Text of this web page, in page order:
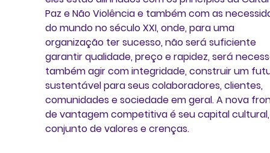
Paz e Não Violência e também com as
do mundo no século XXI, onde, para uma
organização ter sucesso, não será suficiente
garantir qualidade, preço e rapidez, será
também agir com integridade, construir um
sustentável para seus colaboradores, clientes,
comunidades e sociedade em geral. A nova
de vantagem competitiva é seu capital
conjunto de valores e crenças.